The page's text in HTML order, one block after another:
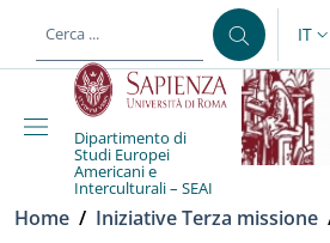
al contenuto principale
IT
Dipartimento di
Studi Europei
Americani e
Interculturali – SEAI
Briciole di pane
Home / Iniziative Terza missione